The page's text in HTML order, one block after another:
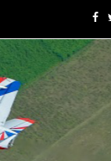
লাইটনিং-২০২৬ এর